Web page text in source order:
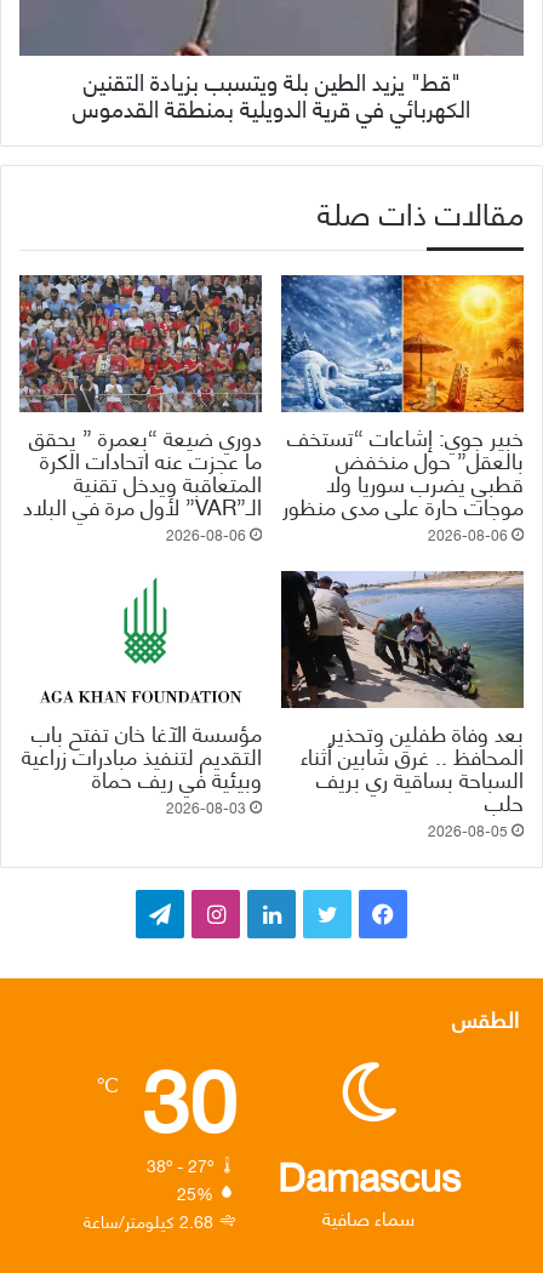
"قط" يزيد الطين بلة ويتسبب بزيادة التقنين
الكهربائي في قرية الدويلية بمنطقة القدموس
مقالات ذات صلة
خبير جوي: إشاعات “تستخف
بالعقل” حول منخفض
قطبي يضرب سوريا ولا
موجات حارة على مدى منظور
2026-08-06
دوري ضيعة “بعمرة ” يحقق
ما عجزت عنه اتحادات الكرة
المتعاقبة ويدخل تقنية
الـ”VAR” لأول مرة في البلاد
2026-08-06
بعد وفاة طفلين وتحذير
المحافظ .. غرق شابين أثناء
السباحة بساقية ري بريف
حلب
2026-08-05
مؤسسة الآغا خان تفتح باب
التقديم لتنفيذ مبادرات زراعية
وبيئية في ريف حماة
2026-08-03
ب
و
ق
ر
ا
ر
ا
الطقس
Damascus
سماء صافية
30
℃
38º - 27º
25%
2.68 كيلومتر/ساعة